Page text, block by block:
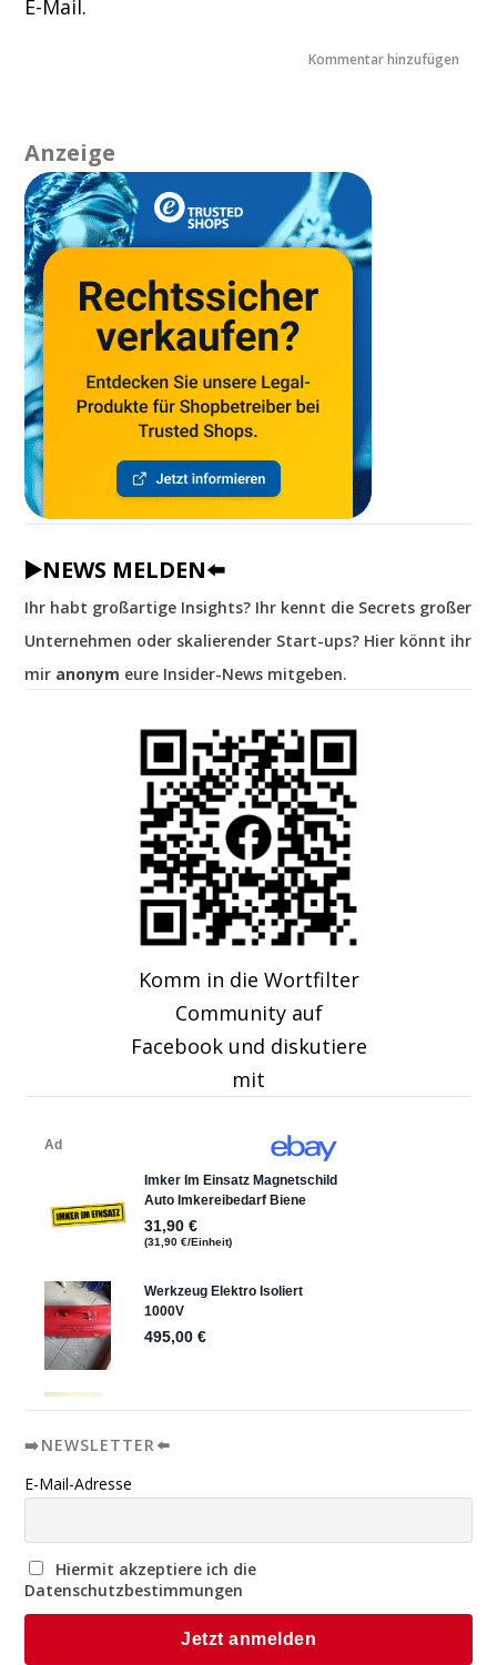
E-Mail.
Anzeige
▶️NEWS MELDEN⬅️
Ihr habt großartige Insights? Ihr kennt die Secrets großer
Unternehmen oder skalierender Start-ups? Hier könnt ihr
mir anonym eure Insider-News mitgeben.
Komm in die Wortfilter
Community auf
Facebook und diskutiere
mit
➡️NEWSLETTER⬅️
E-Mail-Adresse
Hiermit akzeptiere ich die
Datenschutzbestimmungen